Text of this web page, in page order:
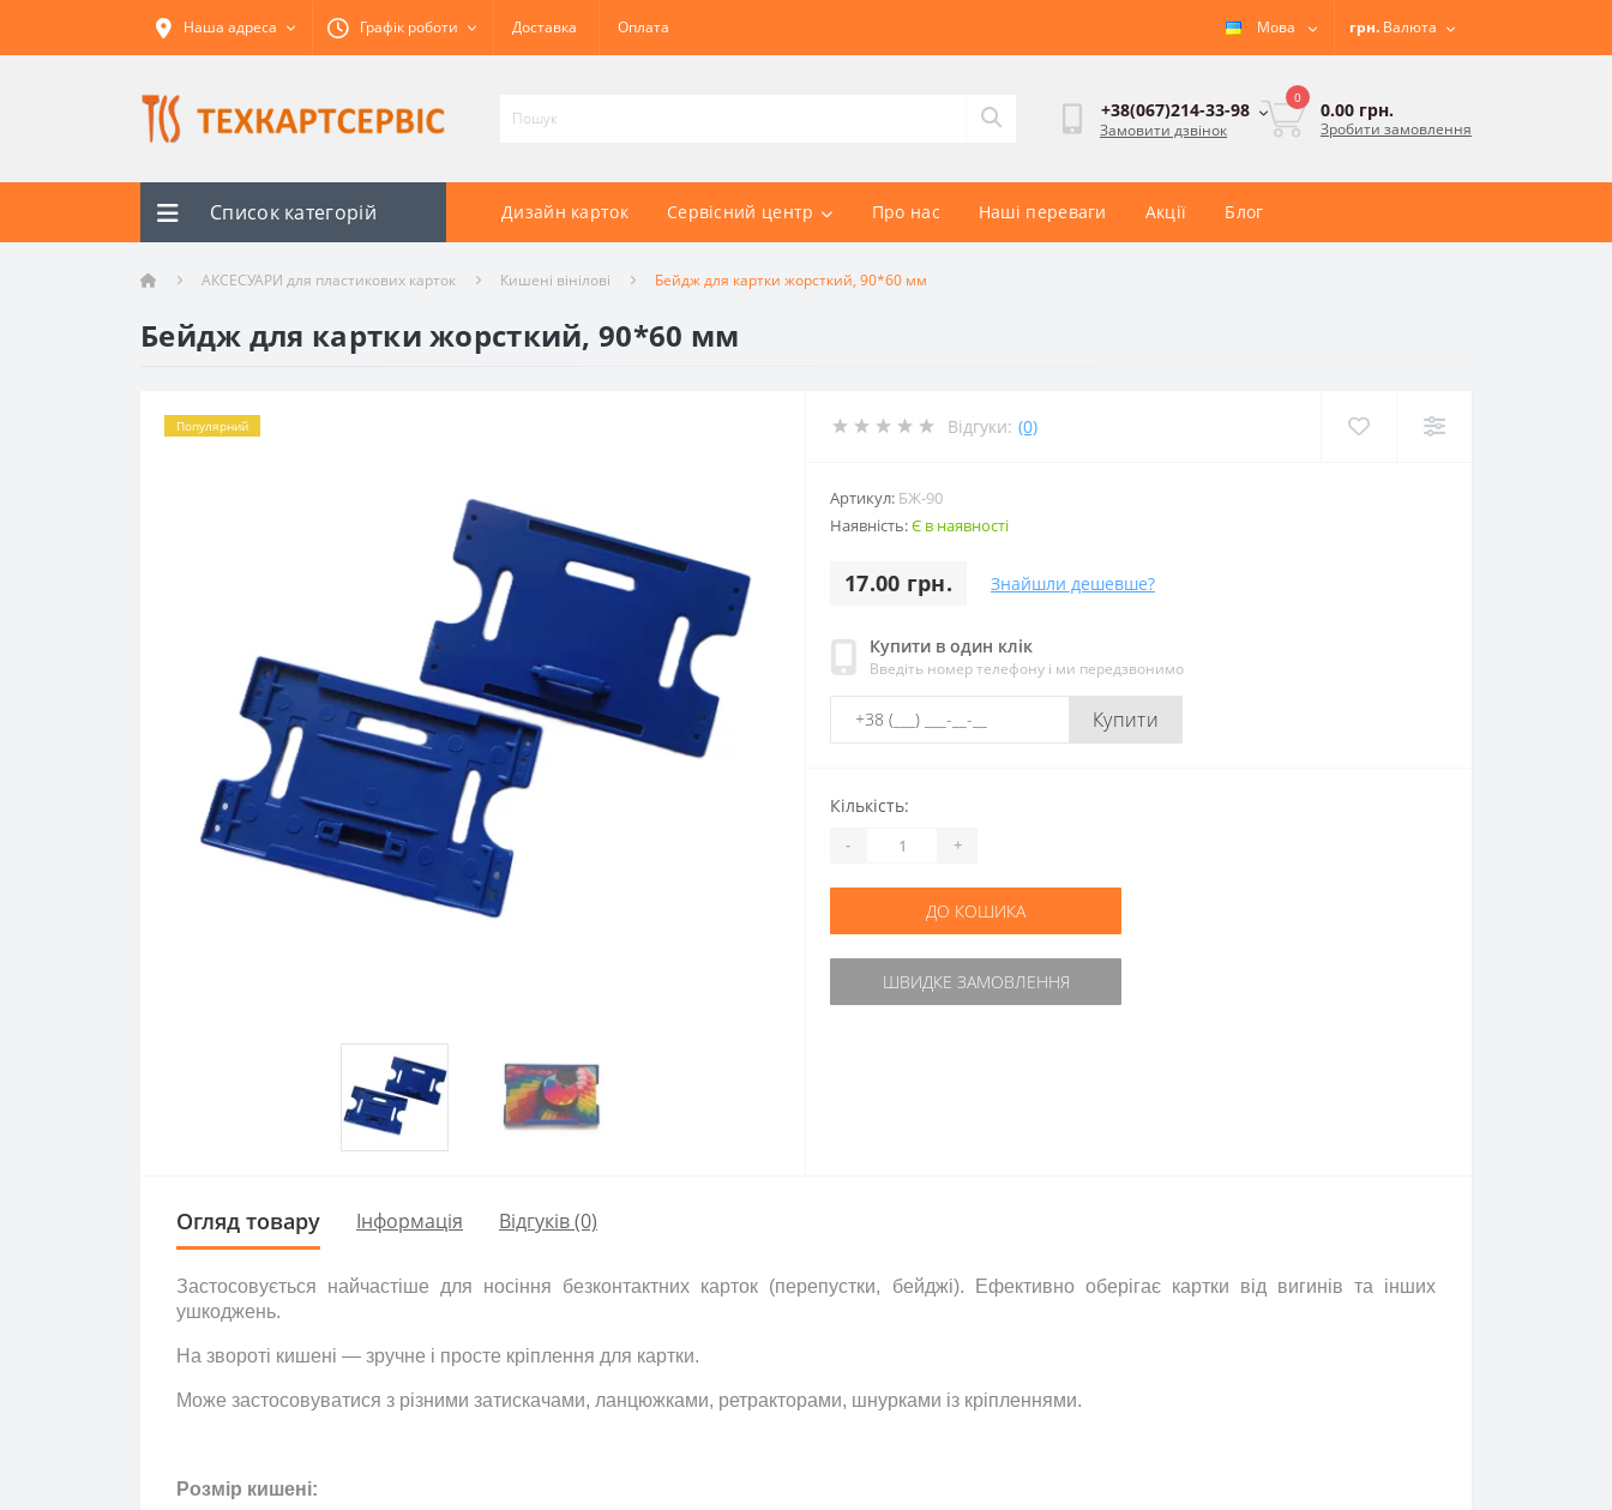
Наша адреса Графік роботи Доставка Оплата Мова грн. Валюта
+38(067)214-33-98
Замовити дзвінок
0
0.00 грн.
Зробити замовлення
Список категорій Дизайн карток Сервісний центр Про нас Наші переваги Акції Блог
АКСЕСУАРИ для пластикових карток Кишені вінілові Бейдж для картки жорсткий, 90*60 мм
Бейдж для картки жорсткий, 90*60 мм
Популярний Відгуки: (0)
Артикул: БЖ-90
Наявність:Є в наявності
17.00 грн. Знайшли дешевше?
Купити в один клік
Введіть номер телефону і ми передзвонимо
Купити
Кількість:
- +
ДО КОШИКА
ШВИДКЕ ЗАМОВЛЕННЯ
Огляд товару Інформація Відгуків (0)
Застосовується найчастіше для носіння безконтактних карток (перепустки, бейджі). Ефективно оберігає картки від вигинів та інших
ушкоджень.
На звороті кишені — зручне і просте кріплення для картки.
Може застосовуватися з різними затискачами, ланцюжками, ретракторами, шнурками із кріпленнями.
Розмір кишені: